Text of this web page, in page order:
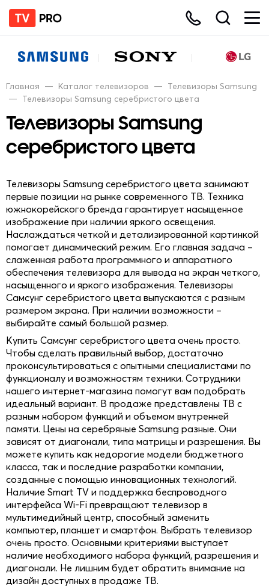
Главная — Каталог телевизоров — Телевизоры Samsung
— Телевизоры Samsung серебристого цвета
Телевизоры Samsung
серебристого цвета
Телевизоры Samsung серебристого цвета занимают
первые позиции на рынке современного ТВ. Техника
южнокорейского бренда гарантирует насыщенное
изображение при наличии яркого освещения.
Наслаждаться четкой и детализированной картинкой
помогает динамический режим. Его главная задача –
слаженная работа программного и аппаратного
обеспечения телевизора для вывода на экран четкого,
насыщенного и яркого изображения. Телевизоры
Самсунг серебристого цвета выпускаются с разным
размером экрана. При наличии возможности –
выбирайте самый большой размер.
Купить Самсунг серебристого цвета очень просто.
Чтобы сделать правильный выбор, достаточно
проконсультироваться с опытными специалистами по
функционалу и возможностям техники. Сотрудники
нашего интернет-магазина помогут вам подобрать
идеальный вариант. В продаже представлены ТВ с
разным набором функций и объемом внутренней
памяти. Цены на серебряные Samsung разные. Они
зависят от диагонали, типа матрицы и разрешения. Вы
можете купить как недорогие модели бюджетного
класса, так и последние разработки компании,
созданные с помощью инновационных технологий.
Наличие Smart TV и поддержка беспроводного
интерфейса Wi-Fi превращают телевизор в
мультимедийный центр, способный заменить
компьютер, планшет и смартфон. Выбрать телевизор
очень просто. Основными критериями выступает
наличие необходимого набора функций, разрешения и
диагонали. Не лишним будет обратить внимание на
дизайн доступных в продаже ТВ.